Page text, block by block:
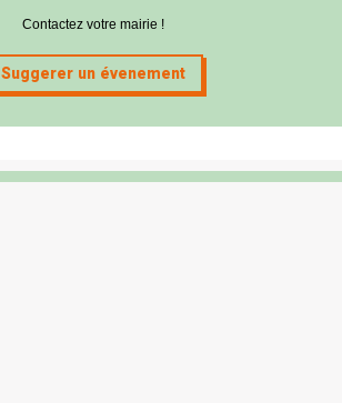
Contactez votre mairie !
Suggerer un évenement